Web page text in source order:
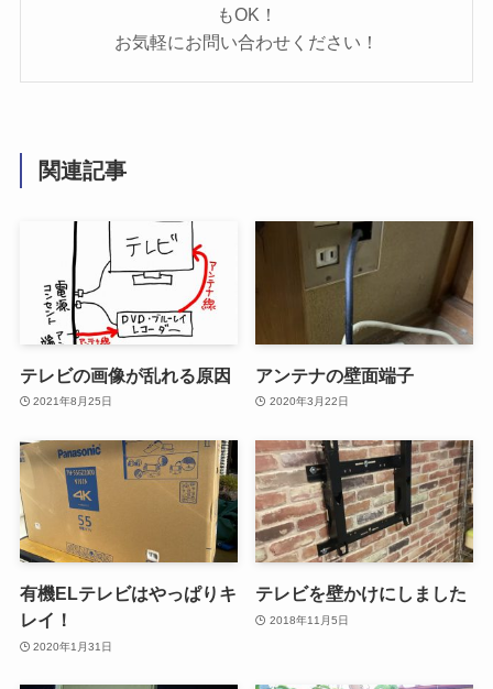
もOK！
お気軽にお問い合わせください！
関連記事
テレビの画像が乱れる原因
2021年8月25日
アンテナの壁面端子
2020年3月22日
有機ELテレビはやっぱりキ
レイ！
2020年1月31日
テレビを壁かけにしました
2018年11月5日